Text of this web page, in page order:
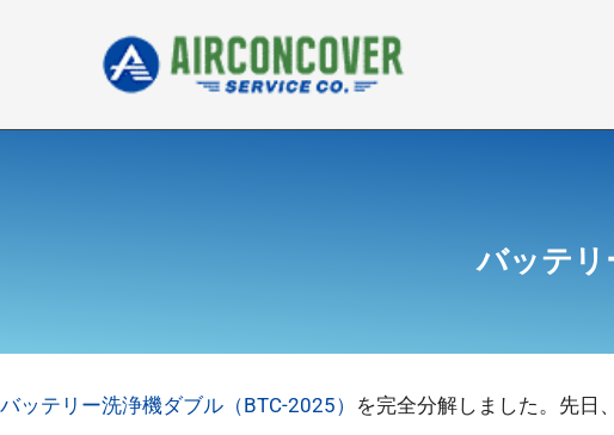
キ
バッテリ
バッテリー洗浄機ダブル（BTC-2025） を完全分解しました。先日